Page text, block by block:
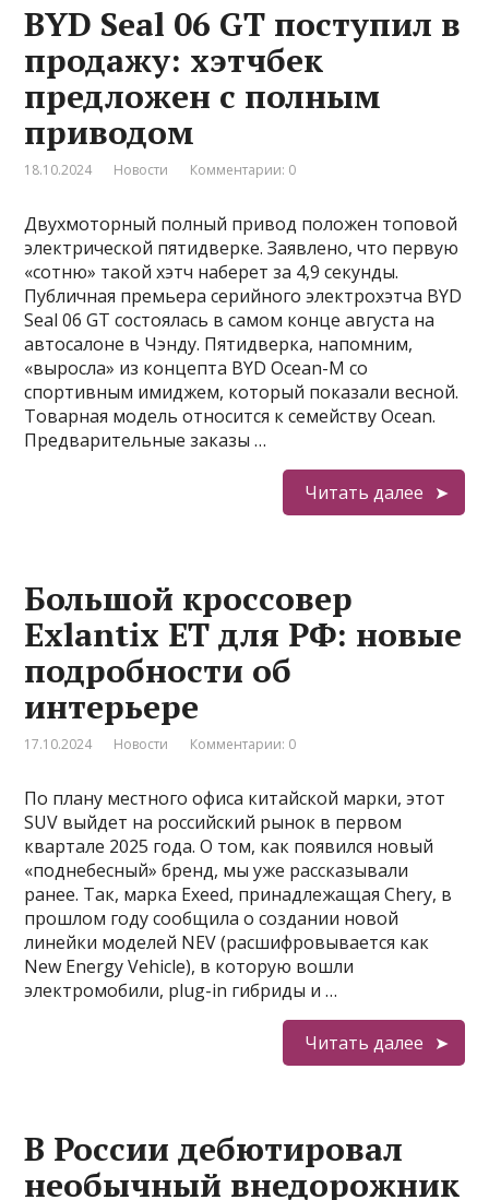
BYD Seal 06 GT поступил в
продажу: хэтчбек
предложен с полным
приводом
18.10.2024 Новости Комментарии: 0
Двухмоторный полный привод положен топовой
электрической пятидверке. Заявлено, что первую
«сотню» такой хэтч наберет за 4,9 секунды.
Публичная премьера серийного электрохэтча BYD
Seal 06 GT состоялась в самом конце августа на
автосалоне в Чэнду. Пятидверка, напомним,
«выросла» из концепта BYD Ocean-M со
спортивным имиджем, который показали весной.
Товарная модель относится к семейству Ocean.
Предварительные заказы …
Читать далее
Большой кроссовер
Exlantix ET для РФ: новые
подробности об
интерьере
17.10.2024 Новости Комментарии: 0
По плану местного офиса китайской марки, этот
SUV выйдет на российский рынок в первом
квартале 2025 года. О том, как появился новый
«поднебесный» бренд, мы уже рассказывали
ранее. Так, марка Exeed, принадлежащая Chery, в
прошлом году сообщила о создании новой
линейки моделей NEV (расшифровывается как
New Energy Vehicle), в которую вошли
электромобили, plug-in гибриды и …
Читать далее
В России дебютировал
необычный внедорожник